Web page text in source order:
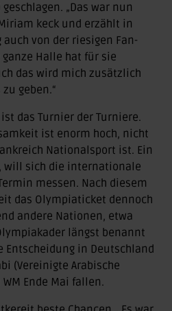
„Das war nun
keck und erzählt in
von der riesigen Fan-
Halle hat für sie
das wird mich zusätzlich
geben.“
das Turnier der Turniere.
ist enorm hoch, nicht
Nationalsport ist. Ein
will sich die internationale
messen. Nach diesem
das Olympiaticket dennoch
andere Nationen, etwa
längst benannt
in Deutschland
(Vereinigte Arabische
Ende Mai fallen.